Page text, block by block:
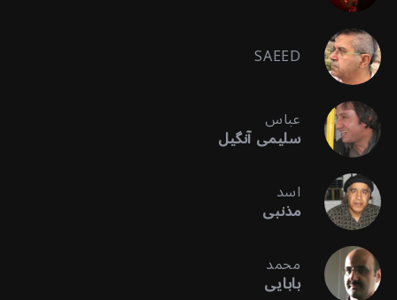
SAEED
عباس
سلیمی آنگیل
اسد
مذنبی
محمد
بابایی